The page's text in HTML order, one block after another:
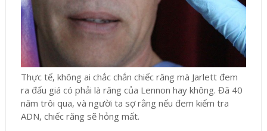
Thực tế, không ai chắc chắn chiếc răng mà Jarlett đem
ra đấu giá có phải là răng của Lennon hay không. Đã 40
năm trôi qua, và người ta sợ rằng nếu đem kiểm tra
ADN, chiếc răng sẽ hỏng mất.